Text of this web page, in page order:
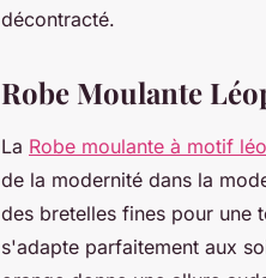
décontracté.
Robe Moulante
La Robe moulante à motif
de la modernité dans la
des bretelles fines pour une
s'adapte parfaitement aux